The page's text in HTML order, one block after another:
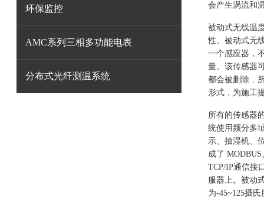
环保监控
AMC系列三相多功能电表
分布式光纤测温系统
会产生涡流和
被动式无线温
性。被动式无
一个感应器，
量。该传感器
都会被删除﹐
形式，为施工
所有的传感器
统使用频分多
示、抽湿机、
成了
TCP/IP通信接
服器上。被动
为-45~125摄